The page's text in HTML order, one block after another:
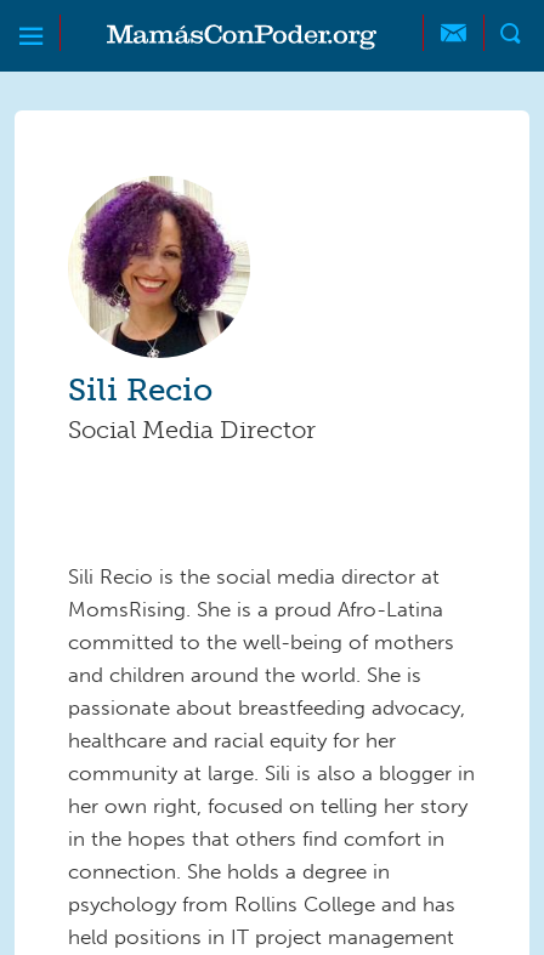
Skip to main content
Skip to main content
MamásConPoder
Sili Recio
Social Media Director
Sili Recio is the social media director at
MomsRising. She is a proud Afro-Latina
committed to the well-being of mothers
and children around the world. She is
passionate about breastfeeding advocacy,
healthcare and racial equity for her
community at large. Sili is also a blogger in
her own right, focused on telling her story
in the hopes that others find comfort in
connection. She holds a degree in
psychology from Rollins College and has
held positions in IT project management